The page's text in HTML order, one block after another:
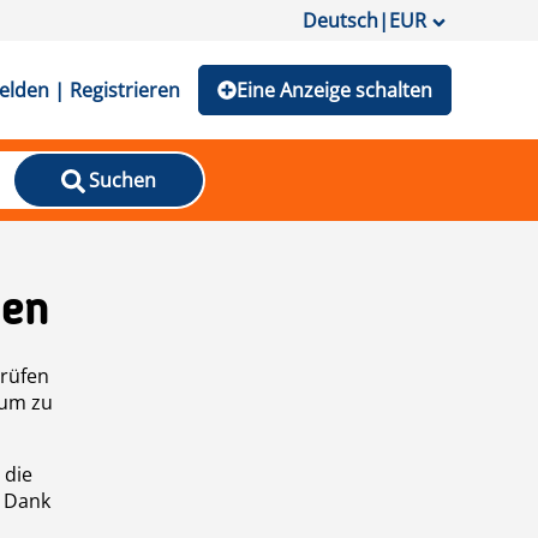
Deutsch|EUR
| Registrieren Eine Anzeige schalten
Suchen
zu
die